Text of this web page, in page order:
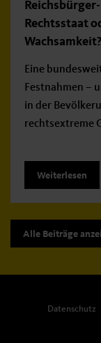
Rechtsstaat
Wachsamkeit?
Eine
Festnahmen –
in der
rechtsextreme
Weiterlesen
Alle Beiträge
Datenschutz